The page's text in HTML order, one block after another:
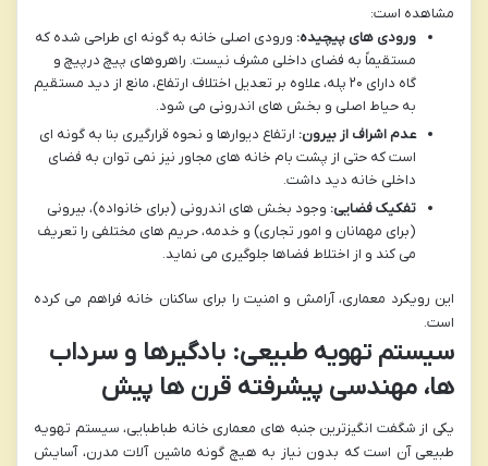
مشاهده است:
ورودی های پیچیده: ورودی اصلی خانه به گونه ای طراحی شده که
مستقیماً به فضای داخلی مشرف نیست. راهروهای پیچ درپیچ و
گاه دارای ۲۰ پله، علاوه بر تعدیل اختلاف ارتفاع، مانع از دید مستقیم
به حیاط اصلی و بخش های اندرونی می شود.
عدم اشراف از بیرون: ارتفاع دیوارها و نحوه قرارگیری بنا به گونه ای
است که حتی از پشت بام خانه های مجاور نیز نمی توان به فضای
داخلی خانه دید داشت.
تفکیک فضایی: وجود بخش های اندرونی (برای خانواده)، بیرونی
(برای مهمانان و امور تجاری) و خدمه، حریم های مختلفی را تعریف
می کند و از اختلاط فضاها جلوگیری می نماید.
این رویکرد معماری، آرامش و امنیت را برای ساکنان خانه فراهم می کرده
است.
سیستم تهویه طبیعی: بادگیرها و سرداب
ها، مهندسی پیشرفته قرن ها پیش
یکی از شگفت انگیزترین جنبه های معماری خانه طباطبایی، سیستم تهویه
طبیعی آن است که بدون نیاز به هیچ گونه ماشین آلات مدرن، آسایش